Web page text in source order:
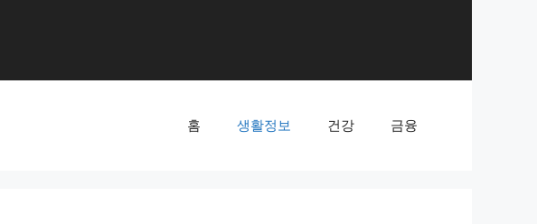
홈 생활정보 건강 금융